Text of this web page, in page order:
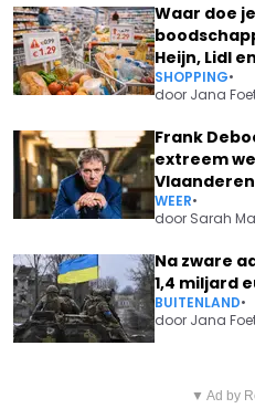
Waar doe
Heijn, Lidl
SHOPPING•
door Jana
Frank
extreem
Vlaanderen
WEER•
door Sarah
Na zware
1,4 miljard
BUITENLAND•
door Jana
ERFENIS: DIT▼ Ad by